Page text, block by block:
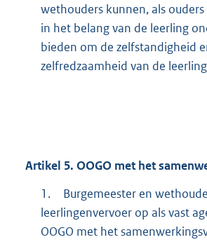
wethouders kunnen, als
in het belang van de leerling
bieden om de zelfstandigheid
zelfredzaamheid van de
Artikel 5. OOGO met het
1.
Burgemeester en
leerlingenvervoer op als vast
OOGO met het